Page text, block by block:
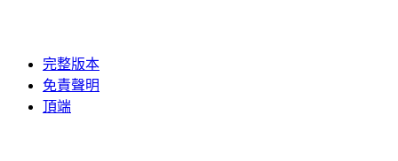
完整版本
免責聲明
頂端